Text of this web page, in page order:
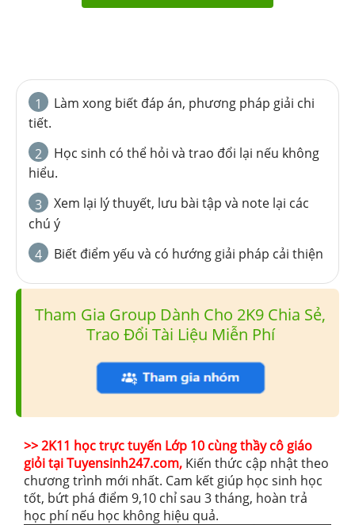
1
Làm xong biết đáp án, phương pháp giải chi
tiết.
2
Học sinh có thể hỏi và trao đổi lại nếu không
hiểu.
3
Xem lại lý thuyết, lưu bài tập và note lại các
chú ý
4
Biết điểm yếu và có hướng giải pháp cải thiện
Tham Gia Group Dành Cho 2K9 Chia Sẻ,
Trao Đổi Tài Liệu Miễn Phí
>> 2K11 học trực tuyến Lớp 10 cùng thầy cô giáo
giỏi tại Tuyensinh247.com, Kiến thức cập nhật theo
chương trình mới nhất. Cam kết giúp học sinh học
tốt, bứt phá điểm 9,10 chỉ sau 3 tháng, hoàn trả
học phí nếu học không hiệu quả.